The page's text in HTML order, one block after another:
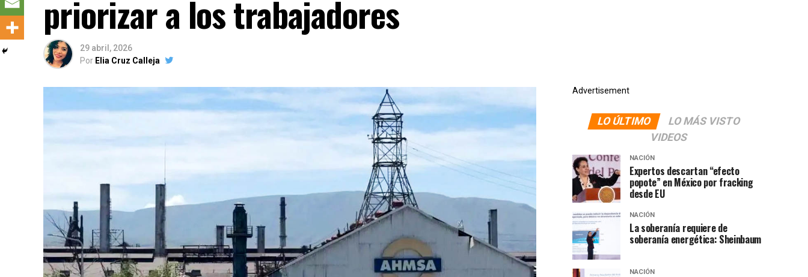
priorizar a los trabajadores
29 abril, 2026
Por Elia Cruz Calleja
Advertisement
LO ÚLTIMO
LO MÁS VISTO
VIDEOS
NACIÓN
Expertos descartan “efecto
popote” en México por fracking
desde EU
NACIÓN
La soberanía requiere de
soberanía energética: Sheinbaum
NACIÓN